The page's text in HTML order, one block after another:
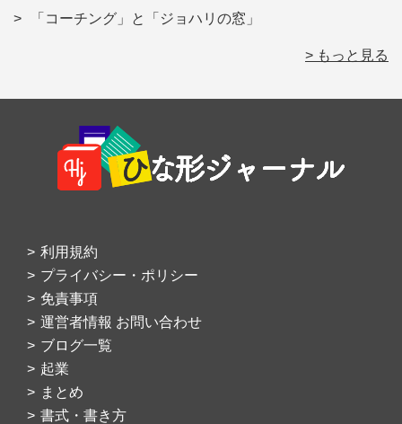
「コーチング」と「ジョハリの窓」
> もっと見る
Footer
利用規約
プライバシー・ポリシー
免責事項
運営者情報 お問い合わせ
ブログ一覧
起業
まとめ
書式・書き方